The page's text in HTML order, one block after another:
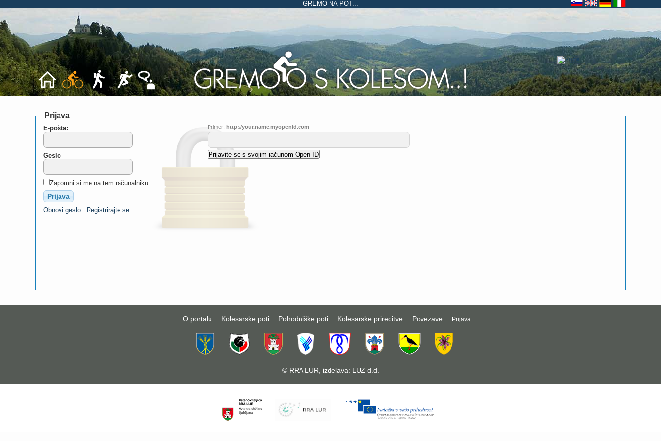
GREMO NA POT...
Prijava
E-pošta:
Geslo
Zapomni si me na tem računalniku
Obnovi geslo Registrirajte se
Primer: http://your.name.myopenid.com
O portalu Kolesarske poti Pohodniške poti Kolesarske prireditve Povezave Prijava
© RRA LUR , izdelava: LUZ d.d.